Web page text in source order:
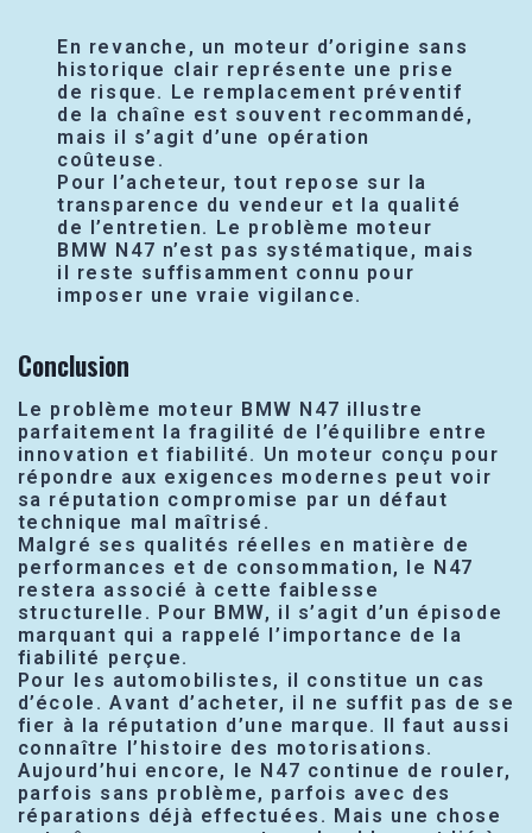
En revanche, un moteur d’origine sans
historique clair représente une prise
de risque. Le remplacement préventif
de la chaîne est souvent recommandé,
mais il s’agit d’une opération
coûteuse.
Pour l’acheteur, tout repose sur la
transparence du vendeur et la qualité
de l’entretien. Le problème moteur
BMW N47 n’est pas systématique, mais
il reste suffisamment connu pour
imposer une vraie vigilance.
Conclusion
Le problème moteur BMW N47 illustre
parfaitement la fragilité de l’équilibre entre
innovation et fiabilité. Un moteur conçu pour
répondre aux exigences modernes peut voir
sa réputation compromise par un défaut
technique mal maîtrisé.
Malgré ses qualités réelles en matière de
performances et de consommation, le N47
restera associé à cette faiblesse
structurelle. Pour BMW, il s’agit d’un épisode
marquant qui a rappelé l’importance de la
fiabilité perçue.
Pour les automobilistes, il constitue un cas
d’école. Avant d’acheter, il ne suffit pas de se
fier à la réputation d’une marque. Il faut aussi
connaître l’histoire des motorisations.
Aujourd’hui encore, le N47 continue de rouler,
parfois sans problème, parfois avec des
réparations déjà effectuées. Mais une chose